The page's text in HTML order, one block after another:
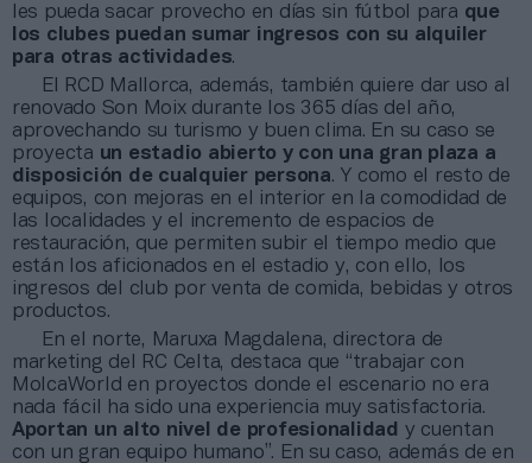
les pueda sacar provecho en días sin fútbol para que
los clubes puedan sumar ingresos con su alquiler
para otras actividades.
El RCD Mallorca, además, también quiere dar uso al
renovado Son Moix durante los 365 días del año,
aprovechando su turismo y buen clima. En su caso se
proyecta un estadio abierto y con una gran plaza a
disposición de cualquier persona. Y como el resto de
equipos, con mejoras en el interior en la comodidad de
las localidades y el incremento de espacios de
restauración, que permiten subir el tiempo medio que
están los aficionados en el estadio y, con ello, los
ingresos del club por venta de comida, bebidas y otros
productos.
En el norte, Maruxa Magdalena, directora de
marketing del RC Celta, destaca que “trabajar con
MolcaWorld en proyectos donde el escenario no era
nada fácil ha sido una experiencia muy satisfactoria.
Aportan un alto nivel de profesionalidad y cuentan
con un gran equipo humano”. En su caso, además de en